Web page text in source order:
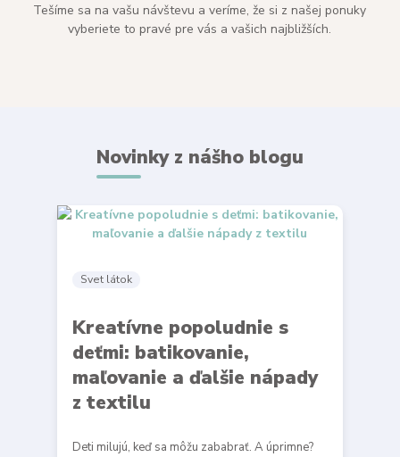
Tešíme sa na vašu návštevu a veríme, že si z našej ponuky
vyberiete to pravé pre vás a vašich najbližších.
Novinky z nášho blogu
Svet látok
Kreatívne popoludnie s
deťmi: batikovanie,
maľovanie a ďalšie nápady
z textilu
Deti milujú, keď sa môžu zababrať. A úprimne?